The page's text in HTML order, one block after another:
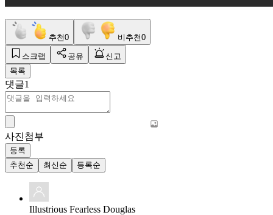
추천0 비추천0
스크랩 공유
신고
목록
댓글1
사진첨부
등록
추천순
최신순 등록순
Illustrious Fearless Douglas